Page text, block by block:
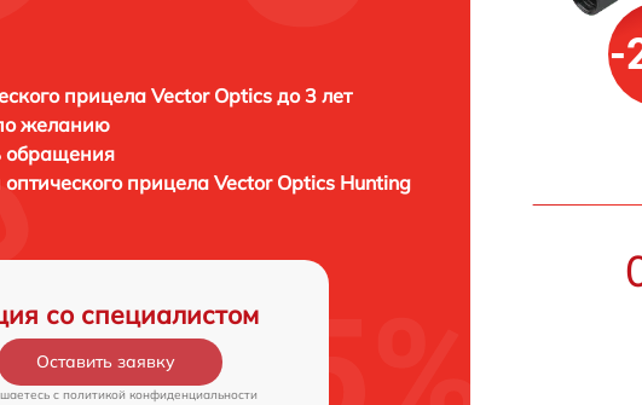
прицела Vector Optics до 3 лет
желанию
обращения
оптического прицелаVector Optics Hunting
со специалистом
Оставить заявку
c политикой конфиденциальности
-